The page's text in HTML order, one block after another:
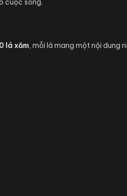
cuộc sống.
lá xăm, mỗi lá mang một nội dung